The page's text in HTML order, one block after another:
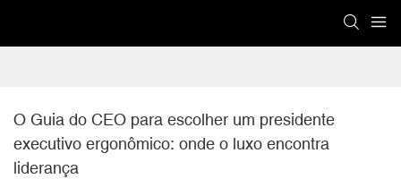
O Guia do CEO para escolher um presidente
executivo ergonômico: onde o luxo encontra
liderança